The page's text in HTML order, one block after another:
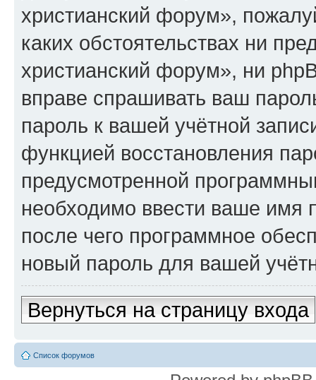
христианский форум»,
каких обстоятельствах ни
христианский форум», ни
вправе спрашивать ваш
пароль к вашей учётной
функцией восстановления
предусмотренной
необходимо ввести ваше имя
после чего программное
новый пароль для вашей
Вернуться на страницу входа
Список форумов